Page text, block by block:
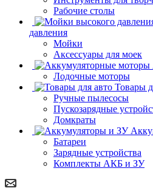
Рабочие столы
давления
Мойки
Аксессуары для моек
Лодочные моторы
Товары
Ручные пылесосы
Пускозарядные
Домкраты
Батареи
Зарядные устройства
Комплекты АКБ и ЗУ